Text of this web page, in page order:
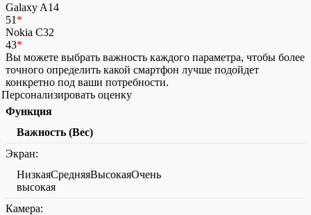
Galaxy A14
51 *
Nokia C32
43*
Вы можете выбрать важность каждого параметра, чтобы более
точного определить какой смартфон лучше подойдет
конкретно под ваши потребности.
Персонализировать оценку
Функция
Важность (Вес)
Экран:
НизкаяСредняяВысокаяОчень
высокая
Камера: